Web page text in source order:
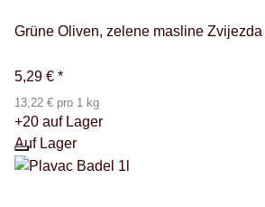
Grüne Oliven, zelene masline Zvijezda
5,29 € *
13,22 € pro 1 kg
+20 auf Lager
Auf Lager